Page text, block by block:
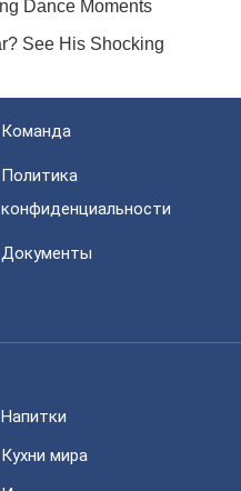
Команда
Политика
конфиденциальности
Документы
Напитки
Кухни мира